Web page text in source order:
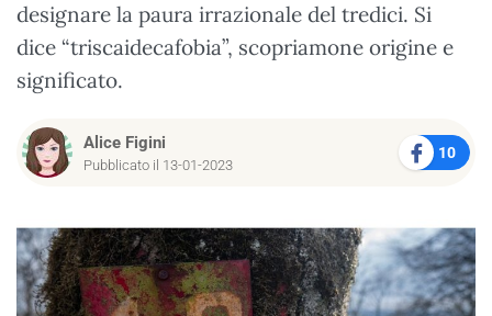
designare la paura irrazionale del tredici. Si
dice “triscaidecafobia”, scopriamone origine e
significato.
Alice Figini
Pubblicato il 13-01-2023
10